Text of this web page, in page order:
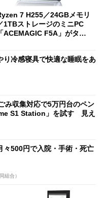
7 H255／24GBメモリ
1TBストレージのミニPC
「ACEMAGIC F5A」がタイ
り冷感寝具で快適な睡眠をあ
み収集対応で5万円台のペン
S1 Station」を試す 見え
々500円で入院・手術・死亡
組合）